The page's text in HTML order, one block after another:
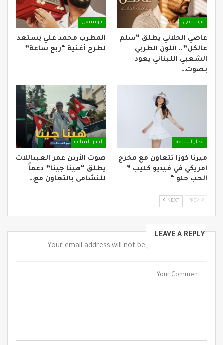
موسيقى
عاصي الحلاني يطلق “سلّم
عالكل”.. اللون الطربي
الشعبي اللبناني يعود
بصوت…
موسيقى
المطرب محمد علي يستعد
لطرح أغنية “ربع ساعة”
اخبار الساعة
ميرنا كوزا تتعاون مع مخرج
امريكي في فيديو كليب ”
الحب حلو “
اخبار الساعة
صوت الأردن عمر العبداللات
يطلق “هينا جينا” دعماً
للنشامى بالتعاون مع…
NEXT
LEAVE A REPLY
Your email address will not be published.